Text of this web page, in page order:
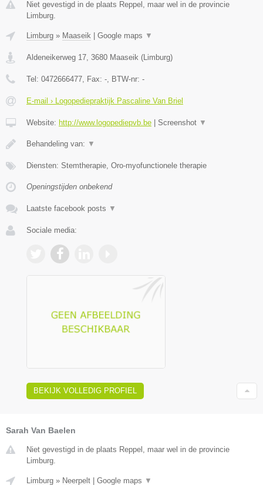
Niet gevestigd in de plaats Reppel, maar wel in de provincie
Limburg.
Limburg » Maaseik Google maps ▼
Aldeneikerweg 17, 3680 Maaseik (Limburg)
Tel: 0472666477, Fax: -, BTW-nr: -
E-mail › Logopediepraktijk Pascaline Van Briel
Website: http://www.logopediepvb.be Screenshot ▼
Behandeling van: ▼
Diensten: Stemtherapie, Oro-myofunctionele therapie
Openingstijden onbekend
Laatste facebook posts ▼
Sociale media:
BEKIJK VOLLEDIG PROFIEL
Sarah Van Baelen
Niet gevestigd in de plaats Reppel, maar wel in de provincie
Limburg.
Limburg » Neerpelt Google maps ▼